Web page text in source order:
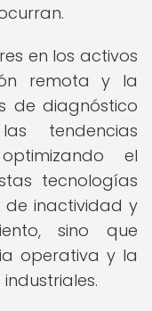
en los activos
remota y la
de diagnóstico
tendencias
el
tecnologías
de inactividad y
sino que
operativa y la